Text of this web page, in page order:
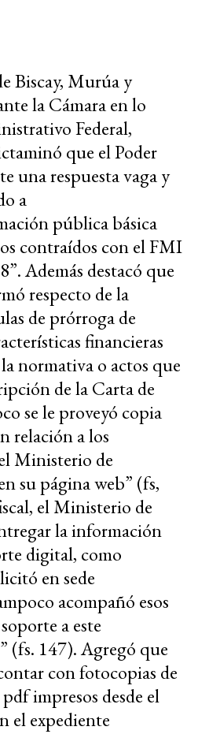
Biscay, Murúa y
la Cámara en lo
Federal,
que el Poder
una respuesta vaga y
a
pública básica
contraídos con el FMI
Además destacó que
respecto de la
de prórroga de
financieras
normativa o actos que
de la Carta de
se le proveyó copia
relación a los
Ministerio de
su página web” (fs,
el Ministerio de
la información
digital, como
en sede
acompañó esos
a este
(fs. 147). Agregó que
con fotocopias de
impresos desde el
el expediente